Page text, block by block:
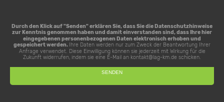
Durch den Klick auf "Senden" erklären Sie, dass Sie dieDatenschutzhinweise
zur Kenntnis genommen haben und damit einverstanden sind, dass Ihre hier
eingegebenen personenbezogenen Daten elektronisch erhoben und
gespeichert werden. Ihre Daten werden nur zum Zweck der Beantwortung Ihrer
Anfrage verwendet. Diese Einwilligung können sie jederzeit mit Wirkung für die
Zukunft widerrufen, indem sie eine E-Mail an kontakt@lag-km.de schicken.